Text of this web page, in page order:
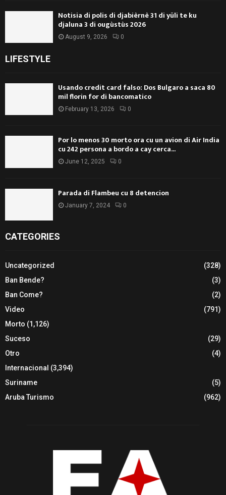
Notisia di polis di djabièrnè 31 di yüli te ku
djaluna 3 di ougùstùs 2026
August 9, 2026 0
LIFESTYLE
Usando credit card falso: Dos Bulgaro a saca 80
mil florin for di bancomatico
February 13, 2026 0
Por lo menos 30 morto ora cu un avion di Air India
cu 242 persona a bordo a cay cerca...
June 12, 2025 0
Parada di Flambeu cu 8 detencion
January 7, 2024 0
CATEGORIES
Uncategorized
(328)
Ban Bende?
(3)
Ban Come?
(2)
Video
(791)
Morto (1,126)
Suceso
(29)
Otro
(4)
Internacional (3,394)
Suriname
(5)
Aruba Turismo
(962)